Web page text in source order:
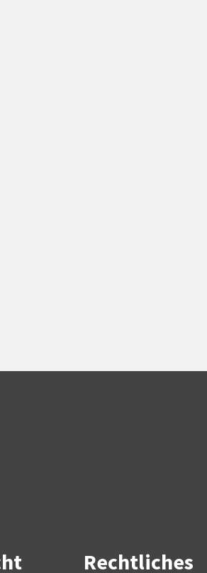
Rechtliches